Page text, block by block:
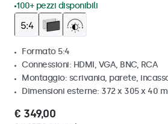
100+ pezzi disponibili
Formato 5:4
Connessioni: HDMI, VGA, BNC, RCA
Montaggio: scrivania, parete,
Dimensioni esterne: 372 x 305 x 40
€ 349,00